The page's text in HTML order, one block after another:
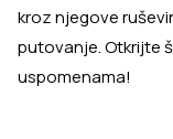
kroz njegove
putovanje. Otkrijte
uspomenama!